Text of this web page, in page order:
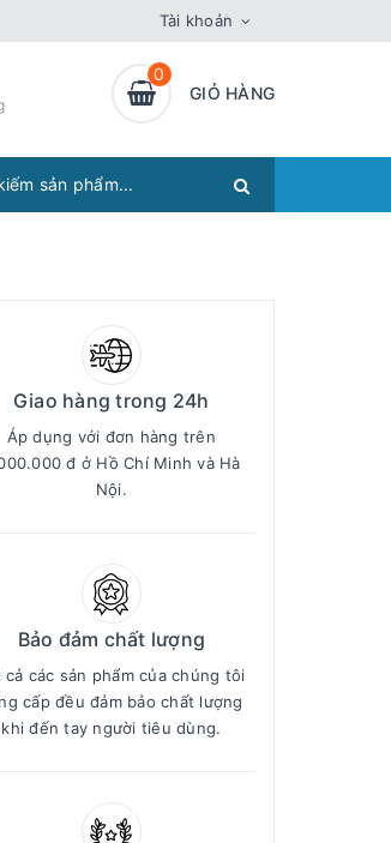
Tài khoản
0
GIỎ HÀNG
Giao hàng trong 24h
Áp dụng với đơn hàng trên
đ ở Hồ Chí Minh và Hà
Nội.
Bảo đảm chất lượng
cả các sản phẩm của chúng tôi
cấp đều đảm bảo chất lượng
khi đến tay người tiêu dùng.